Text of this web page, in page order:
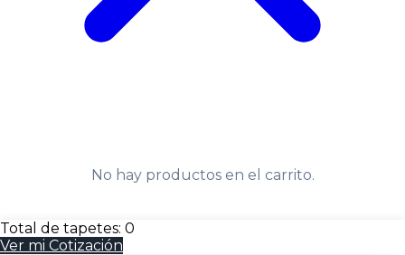
No hay productos en el carrito.
Total de tapetes: 0
Ver mi Cotización